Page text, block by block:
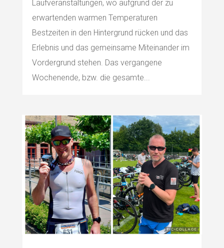
Laufveranstaltungen, wo aufgrund der zu
erwartenden warmen Temperaturen
Bestzeiten in den Hintergrund rücken und das
Erlebnis und das gemeinsame Miteinander im
Vordergrund stehen. Das vergangene
Wochenende, bzw. die gesamte...